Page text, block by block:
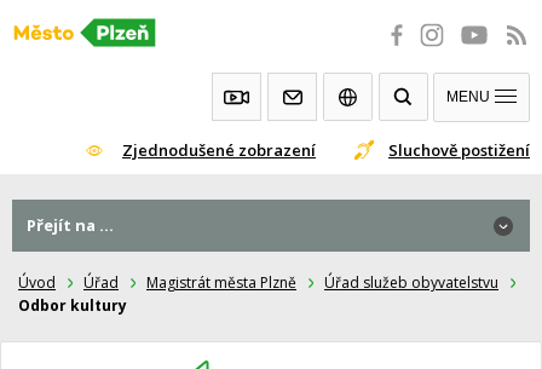
Přeskočit
Zjednodušené zobrazení Sluchově postižení
MENU
Úvod Úřad Magistrát města Plzně
Úřad služeb obyvatelstvu
Odbor kultury
Přejít na ...